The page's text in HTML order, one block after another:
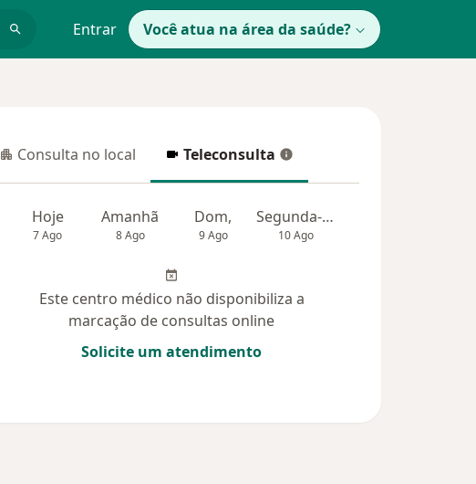
Entrar Você atua na área da saúde?
Consulta no local
Consulta no local Teleconsulta
Teleconsulta
Hoje
7 Ago
Amanhã
8 Ago
Dom,
9 Ago
Segunda-feira
10 Ago
Este centro médico não disponibiliza a
marcação de consultas online
Solicite um atendimento